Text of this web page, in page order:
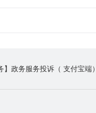
】政务服务投诉（ 支付宝端）